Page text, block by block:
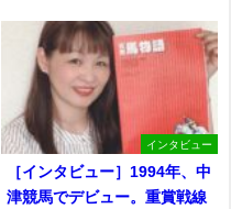
インタビュー
［インタビュー］1994年、中
津競馬でデビュー。重賞戦線